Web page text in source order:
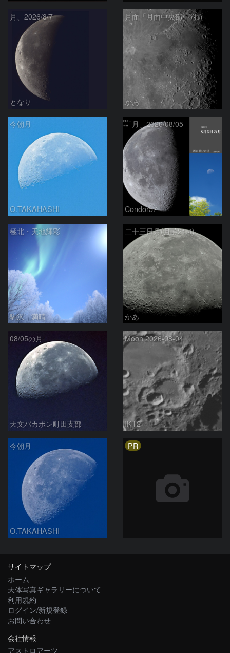
月、2026/8/7
となり
月面「月面中央部」附近
かあ
今朝月
O.TAKAHASHI
「月」2026/08/05
Condor57
極北・天地輝彩
駒沢 満晴
二十三日月(月齢21.4)
かあ
08/05の月
天文バカボン町田支部
Moon 2026-08-04
IKT2
今朝月
O.TAKAHASHI
PR
サイトマップ
ホーム
天体写真ギャラリーについて
利用規約
ログイン/新規登録
お問い合わせ
会社情報
アストロアーツ